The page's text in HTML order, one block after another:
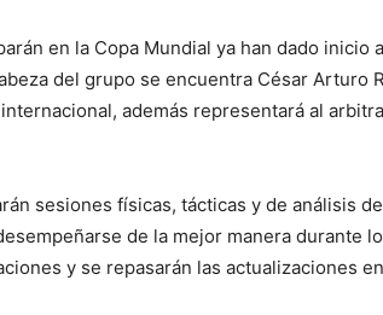
en la Copa Mundial ya han dado inicio
del grupo se encuentra César Arturo
además representará al
sesiones físicas, tácticas y de análisis
de la mejor manera durante
y se repasarán las actualizaciones